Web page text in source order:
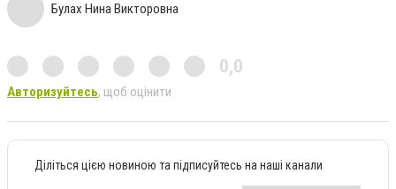
Булах Нина Викторовна
0,0
Авторизуйтесь, щоб оцінити
Діліться цією новиною та підписуйтесь на наші канали